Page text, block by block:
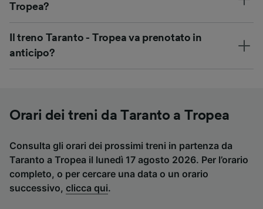
Tropea?
Il treno Taranto - Tropea va prenotato in
anticipo?
Orari dei treni da Taranto a Tropea
Consulta gli orari dei prossimi treni in partenza da
Taranto a Tropea il lunedì 17 agosto 2026. Per l’orario
completo, o per cercare una data o un orario
successivo, clicca qui.